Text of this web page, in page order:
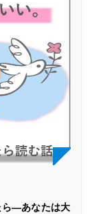
ら―あなたは大